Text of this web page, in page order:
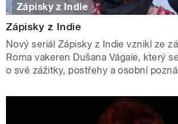
Zápisky z Indie
Zápisky z Indie
Nový seriál Zápisky z Indie vznikl ze
Roma vakeren Dušana Vágaie, který
o své zážitky, postřehy a osobní